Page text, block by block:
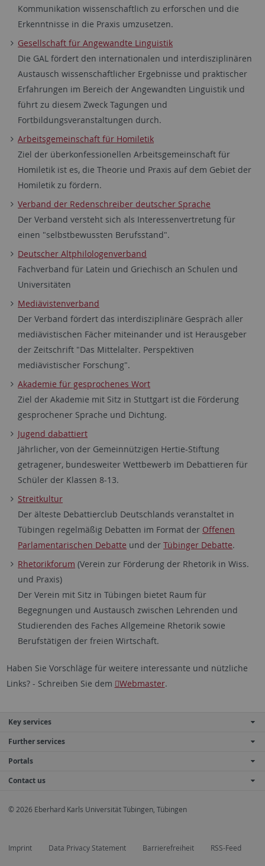
Kommunikation wissenschaftlich zu erforschen und die
Erkenntnisse in die Praxis umzusetzen.
Gesellschaft für Angewandte Linguistik
Die GAL fördert den internationalen und interdisziplinären
Austausch wissenschaftlicher Ergebnisse und praktischer
Erfahrungen im Bereich der Angewandten Linguistik und
führt zu diesem Zweck Tagungen und
Fortbildungsveranstaltungen durch.
Arbeitsgemeinschaft für Homiletik
Ziel der überkonfessionellen Arbeitsgemeinschaft für
Homiletik ist es, die Theorie und Praxis auf dem Gebiet der
Homiletik zu fördern.
Verband der Redenschreiber deutscher Sprache
Der Verband versteht sich als Interessenvertretung für
einen "selbstbewussten Berufsstand".
Deutscher Altphilologenverband
Fachverband für Latein und Griechisch an Schulen und
Universitäten
Mediävistenverband
Der Verband fördert das interdisziplinäre Gespräch aller
mediävistischen Fächer miteinander und ist Herausgeber
der Zeitschrift "Das Mittelalter. Perspektiven
mediävistischer Forschung".
Akademie für gesprochenes Wort
Ziel der Akademie mit Sitz in Stuttgart ist die Förderung
gesprochener Sprache und Dichtung.
Jugend dabattiert
Jährlicher, von der Gemeinnützigen Hertie-Stiftung
getragener, bundesweiter Wettbewerb im Debattieren für
Schüler der Klassen 8-13.
Streitkultur
Der älteste Debattierclub Deutschlands veranstaltet in
Tübingen regelmäßig Debatten im Format der Offenen
Parlamentarischen Debatte und derTübinger Debatte.
Rhetorikforum (Verein zur Förderung der Rhetorik in Wiss.
und Praxis)
Der Verein mit Sitz in Tübingen bietet Raum für
Begegnungen und Austausch zwischen Lehrenden und
Studierenden des Faches Allgemeine Rhetorik sowie
Berufstätigen der freien Wirtschaft.
Haben Sie Vorschläge für weitere interessante und nützliche
Links? - Schreiben Sie dem
Webmaster.
Key services
Further services
Portals
Contact us
© 2026 Eberhard Karls Universität Tübingen, Tübingen
Imprint Data Privacy Statement Barrierefreiheit RSS-Feed